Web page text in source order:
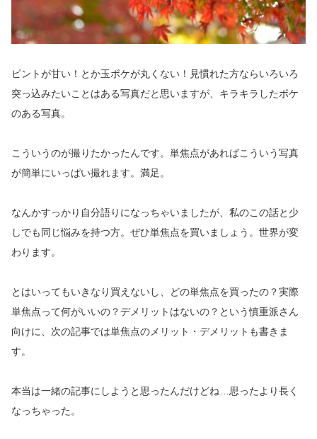
ピントが甘い！とか玉ボケが丸くない！見慣れた方ならいろいろ
突っ込みたいことはある写真だと思いますが、キラキラしたボケ
のある写真。
こういうのが撮りたかったんです。単焦点があればこういう写真
が簡単にいっぱい撮れます。満足。
なんかすっかり自分語りになっちゃいましたが、私のこの話と少
しでも同じ悩みを持つ方。ぜひ単焦点を買いましょう。世界が変
わります。
とはいってもいきなり買えないし、どの単焦点を買ったの？実際
単焦点って何がいいの？デメリットはないの？という慎重派さん
向けに、次の記事では単焦点のメリット・デメリットも書きま
す。
本当は一緒の記事にしようと思ったんだけどね…思ったより長く
なっちゃった。